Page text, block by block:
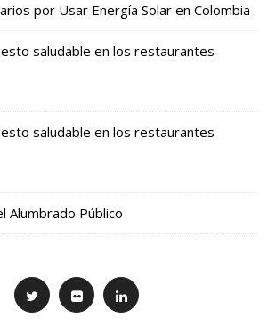
por Usar Energía Solar en Colombia
saludable en los restaurantes
saludable en los restaurantes
Alumbrado Público